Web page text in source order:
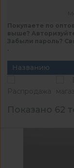
Покупаете по
выше?
Забыли пароль?
Названию
Распродажа
Показано 62